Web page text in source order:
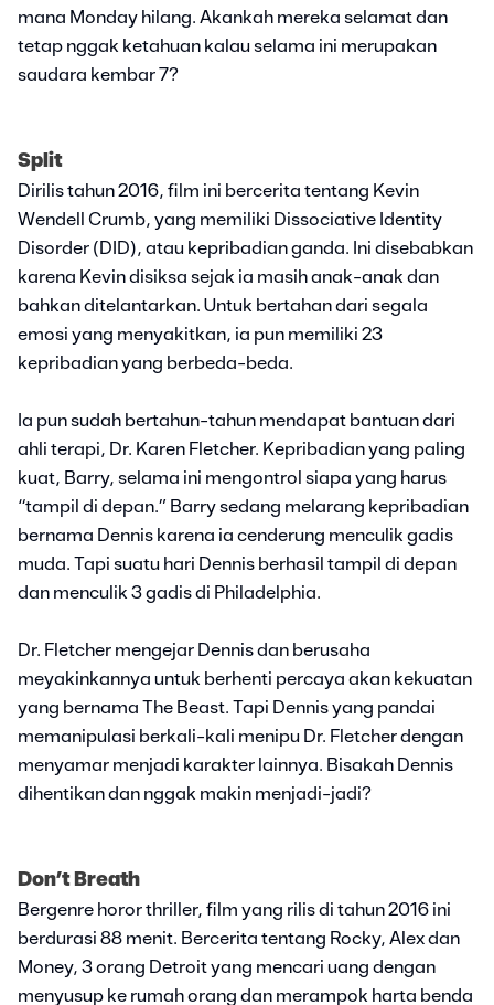
mana Monday hilang. Akankah mereka selamat dan
tetap nggak ketahuan kalau selama ini merupakan
saudara kembar 7?
Split
Dirilis tahun 2016, film ini bercerita tentang Kevin
Wendell Crumb, yang memiliki Dissociative Identity
Disorder (DID), atau kepribadian ganda. Ini disebabkan
karena Kevin disiksa sejak ia masih anak-anak dan
bahkan ditelantarkan. Untuk bertahan dari segala
emosi yang menyakitkan, ia pun memiliki 23
kepribadian yang berbeda-beda.
Ia pun sudah bertahun-tahun mendapat bantuan dari
ahli terapi, Dr. Karen Fletcher. Kepribadian yang paling
kuat, Barry, selama ini mengontrol siapa yang harus
“tampil di depan.” Barry sedang melarang kepribadian
bernama Dennis karena ia cenderung menculik gadis
muda. Tapi suatu hari Dennis berhasil tampil di depan
dan menculik 3 gadis di Philadelphia.
Dr. Fletcher mengejar Dennis dan berusaha
meyakinkannya untuk berhenti percaya akan kekuatan
yang bernama The Beast. Tapi Dennis yang pandai
memanipulasi berkali-kali menipu Dr. Fletcher dengan
menyamar menjadi karakter lainnya. Bisakah Dennis
dihentikan dan nggak makin menjadi-jadi?
Don’t Breath
Bergenre horor thriller, film yang rilis di tahun 2016 ini
berdurasi 88 menit. Bercerita tentang Rocky, Alex dan
Money, 3 orang Detroit yang mencari uang dengan
menyusup ke rumah orang dan merampok harta benda